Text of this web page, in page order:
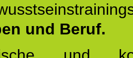
und Beruf.